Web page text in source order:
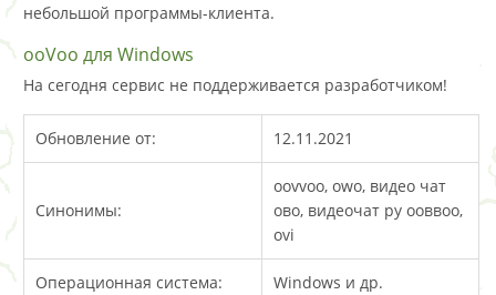
небольшой программы-клиента.
ooVoo для Windows
На сегодня сервис не поддерживается разработчиком!
Обновление от: 12.11.2021
Синонимы:
oovvoo, owo, видео чат
ово, видеочат ру ооввоо,
ovi
Операционная система: Windows и др.